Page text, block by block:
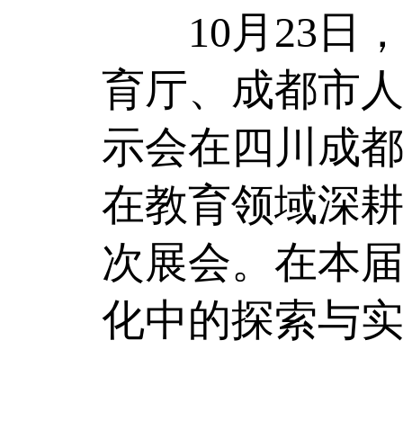
10月23日，
育厅、成都市
示会在四川成
在教育领域深
次展会。在本
化中的探索与